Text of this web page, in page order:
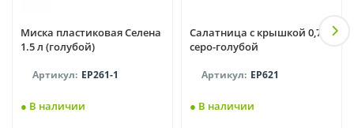
Миска пластиковая Селена
1.5 л (голубой)
EP261-1
● В наличии
Салатница с крышкой 0,7 л
серо-голубой
EP621
● В наличии